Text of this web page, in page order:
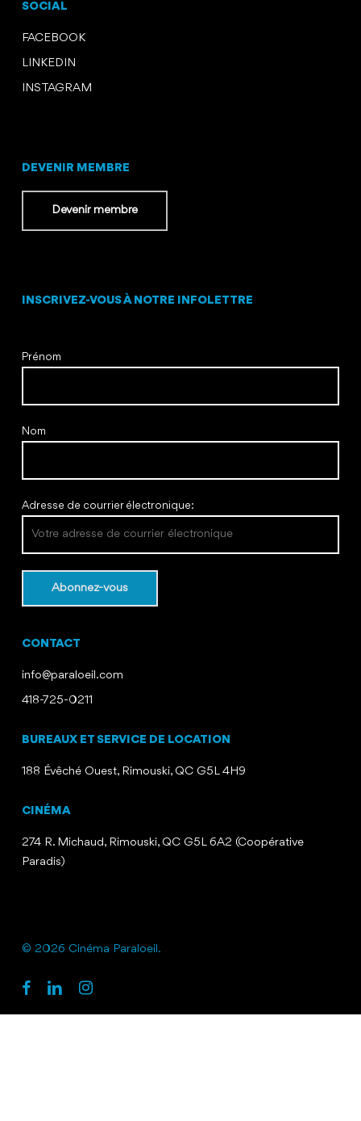
SOCIAL
FACEBOOK
LINKEDIN
INSTAGRAM
DEVENIR MEMBRE
Devenir membre
INSCRIVEZ-VOUS À NOTRE INFOLETTRE
Prénom
Nom
Adresse de courrier électronique:
CONTACT
info@paraloeil.com
418-725-0211
BUREAUX ET SERVICE DE LOCATION
188 Évêché Ouest, Rimouski, QC G5L 4H9
CINÉMA
274 R. Michaud, Rimouski, QC G5L 6A2 (Coopérative
Paradis)
© 2026 Cinéma Paraloeil.